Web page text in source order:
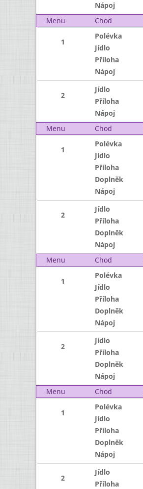
Nápoj
Menu
Chod
1
Polévka
Jídlo
Příloha
Nápoj
2
Jídlo
Příloha
Nápoj
Menu
Chod
1
Polévka
Jídlo
Příloha
Doplněk
Nápoj
2
Jídlo
Příloha
Doplněk
Nápoj
Menu
Chod
1
Polévka
Jídlo
Příloha
Doplněk
Nápoj
2
Jídlo
Příloha
Doplněk
Nápoj
Menu
Chod
1
Polévka
Jídlo
Příloha
Doplněk
Nápoj
2
Jídlo
Příloha